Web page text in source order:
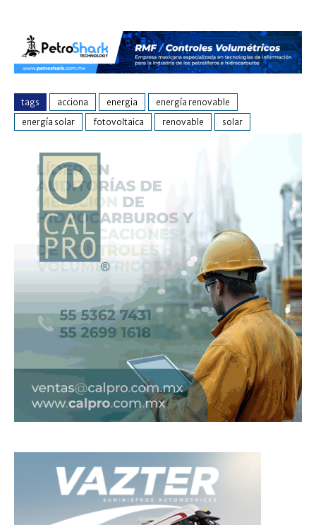
tags acciona energia
energía renovable
energía solar
fotovoltaica renovable solar